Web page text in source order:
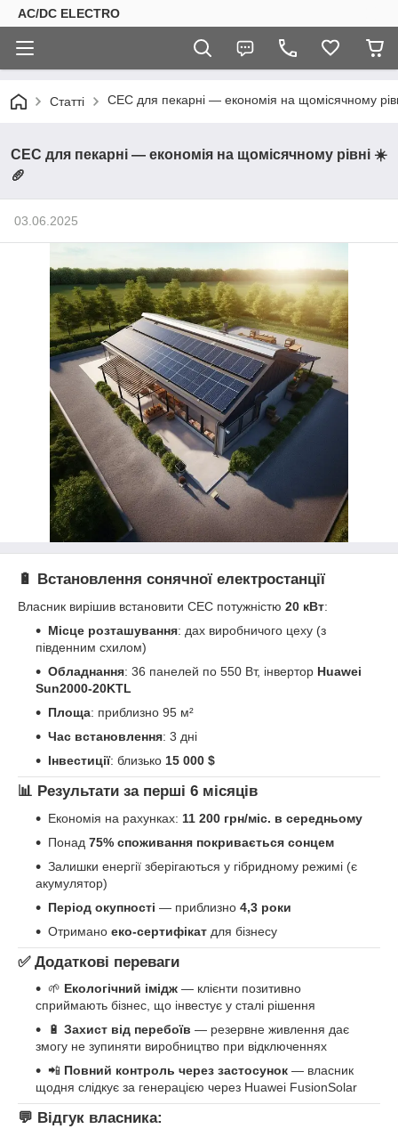
AC/DC ELECTRO
Статті СЕС для пекарні — економія на щомісячному
СЕС для пекарні — економія на щомісячному рівні ☀️
🥖
03.06.2025
🔋 Встановлення сонячної електростанції
Власник вирішив встановити СЕС потужністю 20 кВт:
Місце розташування: дах виробничого цеху (з
південним схилом)
Обладнання: 36 панелей по 550 Вт, інвертор Huawei
Sun2000-20KTL
Площа: приблизно 95 м²
Час встановлення: 3 дні
Інвестиції: близько 15 000 $
📊 Результати за перші 6 місяців
Економія на рахунках: 11 200 грн/міс. в середньому
Понад 75% споживання покривається сонцем
Залишки енергії зберігаються у гібридному режимі (є
акумулятор)
Період окупності — приблизно 4,3 роки
Отримано еко-сертифікат для бізнесу
✅ Додаткові переваги
🌱 Екологічний імідж — клієнти позитивно
сприймають бізнес, що інвестує у сталі рішення
🔋 Захист від перебоїв — резервне живлення дає
змогу не зупиняти виробництво при відключеннях
📲 Повний контроль через застосунок — власник
щодня слідкує за генерацією через Huawei FusionSolar
💬 Відгук власника: